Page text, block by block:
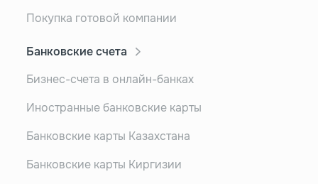
Покупка готовой компании
Банковские счета
Бизнес-счета в онлайн-банках
Иностранные банковские карты
Банковские карты Казахстана
Банковские карты Киргизии